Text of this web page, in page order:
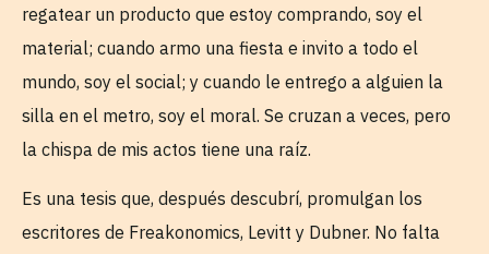
regatear un producto que estoy comprando, soy el
material; cuando armo una fiesta e invito a todo el
mundo, soy el social; y cuando le entrego a alguien la
silla en el metro, soy el moral. Se cruzan a veces, pero
la chispa de mis actos tiene una raíz.
Es una tesis que, después descubrí, promulgan los
escritores de Freakonomics, Levitt y Dubner. No falta